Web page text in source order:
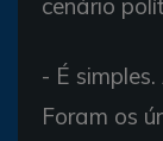
cenário
- É
Foram os